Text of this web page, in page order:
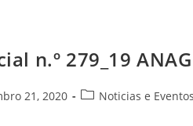
n.º 279_19
21, 2020 Noticias e Eventos